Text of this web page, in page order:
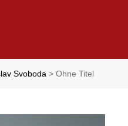
Svoboda > Ohne Titel